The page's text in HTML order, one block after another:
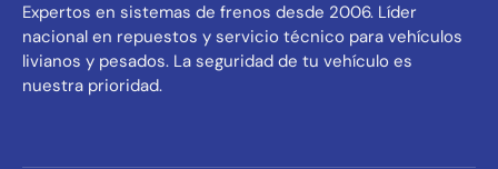
Expertos en sistemas de frenos desde 2006. Líder
nacional en repuestos y servicio técnico para vehículos
livianos y pesados. La seguridad de tu vehículo es
nuestra prioridad.